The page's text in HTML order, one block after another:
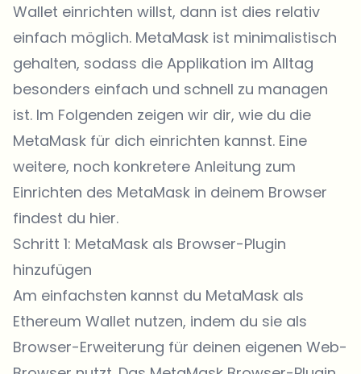
Wallet einrichten willst, dann ist dies relativ
einfach möglich. MetaMask ist minimalistisch
gehalten, sodass die Applikation im Alltag
besonders einfach und schnell zu managen
ist. Im Folgenden zeigen wir dir, wie du die
MetaMask für dich einrichten kannst. Eine
weitere, noch konkretere Anleitung zum
Einrichten des MetaMask in deinem Browser
findest du hier.
Schritt 1: MetaMask als Browser-Plugin
hinzufügen
Am einfachsten kannst du MetaMask als
Ethereum Wallet nutzen, indem du sie als
Browser-Erweiterung für deinen eigenen Web-